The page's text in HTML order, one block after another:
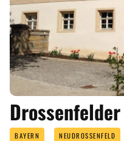
BAYERN NEUDROSSENFELD